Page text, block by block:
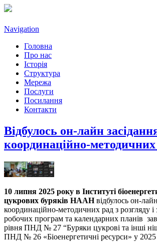
Navigation
Головна
Про нас
Історія
Структура
Мережа
Послуги
Посилання
Контакти
Відбулось он-лайн
координаційно-
10 липня 2025 року в Інституті
цукрових буряків НААНвідбулось он-
координаційно-методичних рад з розгляду і
робочих програм та календарних планів
рівня ПНД № 27 “Буряки цукрові та інші
ПНД № 26 «Біоенергетичні ресурси» у 2025